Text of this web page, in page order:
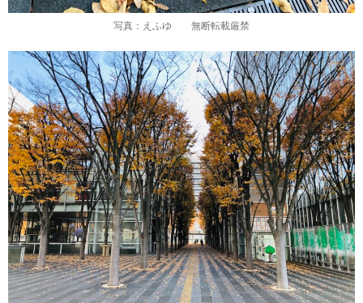
写真：えふゆ 無断転載厳禁